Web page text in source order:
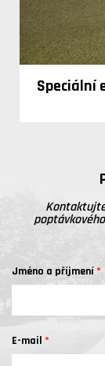
Speciální
Jméno a příjmení
E-mail